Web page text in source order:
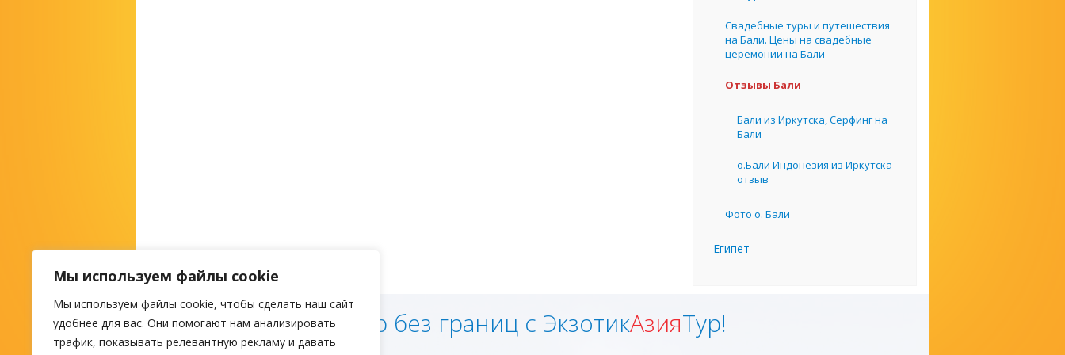
Мы используем файлы cookie
Мы используем файлы cookie, чтобы сделать наш сайт
удобнее для вас. Они помогают нам анализировать
трафик, показывать релевантную рекламу и давать
Свадебные туры и путешествия
на Бали. Цены на свадебные
церемонии на Бали
Отзывы Бали
Бали из Иркутска, Серфинг на
Бали
о.Бали Индонезия из Иркутска
отзыв
Фото о. Бали
Египет
Мир без границ с ЭкзотикАзияТур!